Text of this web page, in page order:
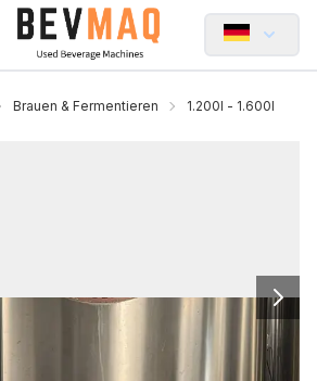
Brauen & Fermentieren 1.200l - 1.600l